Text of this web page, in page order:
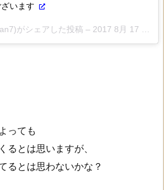
います
がシェアした投稿 – 2017 8月 17 7:43午前 PDT
っても
るとは思いますが、
るとは思わないかな？